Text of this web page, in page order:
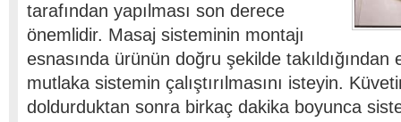
tarafından yapılması son derece
önemlidir. Masaj sisteminin montajı
esnasında ürünün doğru şekilde takıldığından
mutlaka sistemin çalıştırılmasını isteyin.
doldurduktan sonra birkaç dakika boyunca